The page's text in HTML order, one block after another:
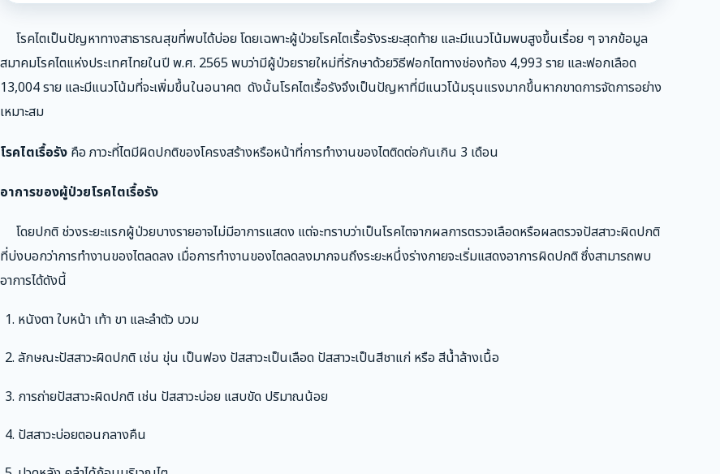
โรคไตเป็นปัญหาทางสาธารณสุขที่พบได้บ่อย โดยเฉพาะผู้ป่วยโรคไตเรื้อรังระยะสุดท้าย และมีแนวโน้มพบสูงขึ้นเรื่อย ๆ จากข้อมูล
สมาคมโรคไตแห่งประเทศไทยในปี พ.ศ. 2565 พบว่ามีผู้ป่วยรายใหม่ที่รักษาด้วยวิธีฟอกไตทางช่องท้อง 4,993 ราย และฟอกเลือด
13,004 ราย และมีแนวโน้มที่จะเพิ่มขึ้นในอนาคต ดังนั้นโรคไตเรื้อรังจึงเป็นปัญหาที่มีแนวโน้มรุนแรงมากขึ้นหากขาดการจัดการอย่าง
เหมาะสม
โรคไตเรื้อรัง คือ ภาวะที่ไตมีผิดปกติของโครงสร้างหรือหน้าที่การทำงานของไตติดต่อกันเกิน 3 เดือน
อาการของผู้ป่วยโรคไตเรื้อรัง
โดยปกติ ช่วงระยะแรกผู้ป่วยบางรายอาจไม่มีอาการแสดง แต่จะทราบว่าเป็นโรคไตจากผลการตรวจเลือดหรือผลตรวจปัสสาวะผิดปกติ
ที่บ่งบอกว่าการทำงานของไตลดลง เมื่อการทำงานของไตลดลงมากจนถึงระยะหนึ่งร่างกายจะเริ่มแสดงอาการผิดปกติ ซึ่งสามารถพบ
อาการได้ดังนี้
หนังตา ใบหน้า เท้า ขา และลำตัว บวม
ลักษณะปัสสาวะผิดปกติ เช่น ขุ่น เป็นฟอง ปัสสาวะเป็นเลือด ปัสสาวะเป็นสีชาแก่ หรือ สีน้ำล้างเนื้อ
การถ่ายปัสสาวะผิดปกติ เช่น ปัสสาวะบ่อย แสบขัด ปริมาณน้อย
ปัสสาวะบ่อยตอนกลางคืน